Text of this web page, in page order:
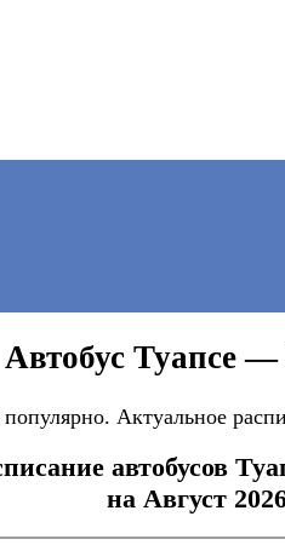
Автобус Туапсе
Актуальное
автобусов
на Август